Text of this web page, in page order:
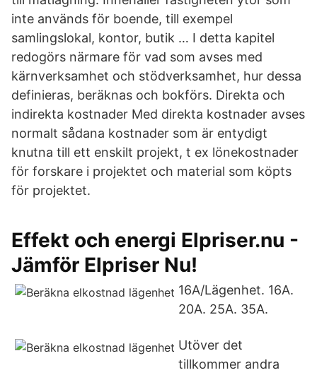
inte används för boende, till exempel
samlingslokal, kontor, butik … I detta kapitel
redogörs närmare för vad som avses med
kärnverksamhet och stödverksamhet, hur dessa
definieras, beräknas och bokförs. Direkta och
indirekta kostnader Med direkta kostnader avses
normalt sådana kostnader som är entydigt
knutna till ett enskilt projekt, t ex lönekostnader
för forskare i projektet och material som köpts
för projektet.
Effekt och energi Elpriser.nu -
Jämför Elpriser Nu!
16A/Lägenhet. 16A.
20A. 25A. 35A.
Utöver det
tillkommer andra